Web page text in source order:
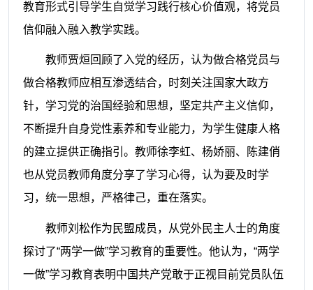
教育形式引导学生自觉学习践行核心价值观，将党员
信仰融入融入教学实践。
教师贾烜回顾了入党的经历，认为做合格党员与
做合格教师应相互渗透结合，时刻关注国家大政方
针，学习党的治国经验和思想，坚定共产主义信仰，
不断提升自身党性素养和专业能力，为学生健康人格
的建立提供正确指引。教师徐李虹、杨娇丽、陈建俏
也从党员教师角度分享了学习心得，认为要及时学
习，统一思想，严格律己，重在落实。
教师刘松作为民盟成员，从党外民主人士的角度
探讨了“两学一做”学习教育的重要性。他认为，“两学
一做”学习教育表明中国共产党敢于正视目前党员队伍